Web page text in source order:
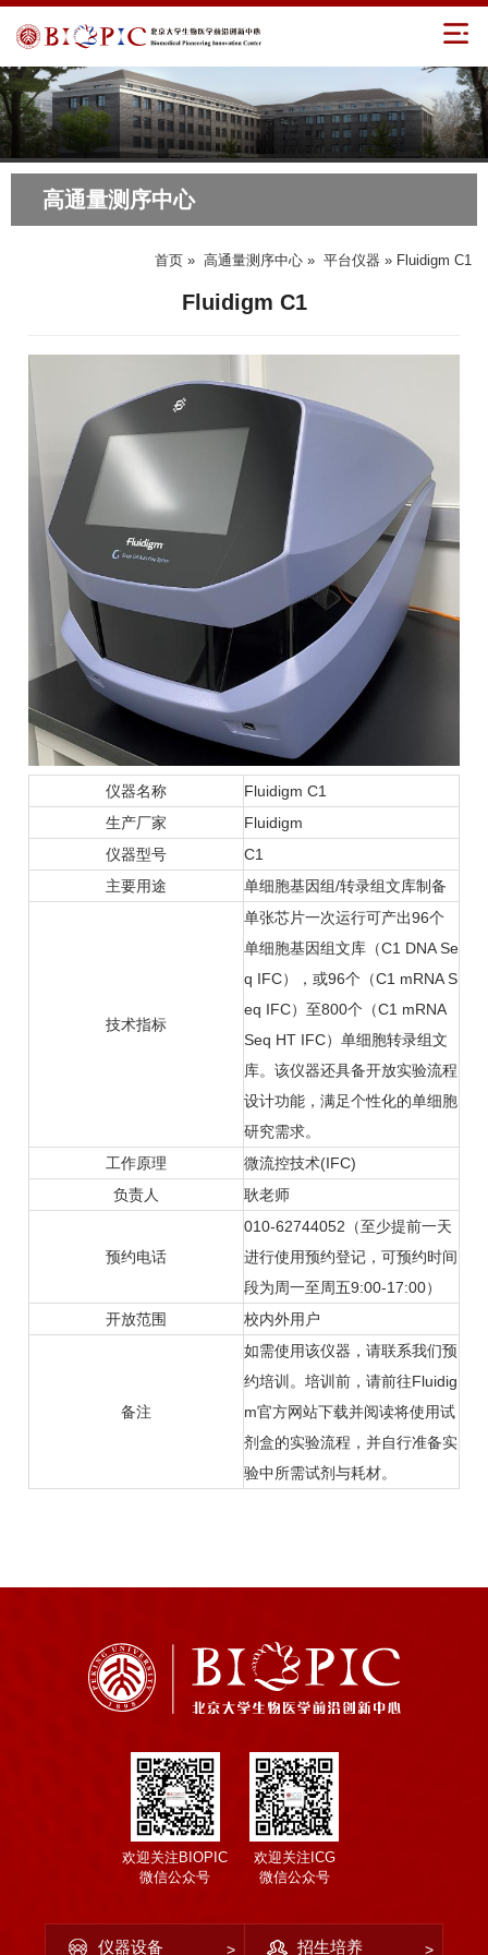
高通量测序中心
首页 » 高通量测序中心 » 平台仪器 » Fluidigm C1
Fluidigm C1
仪器名称
Fluidigm C1
生产厂家
Fluidigm
仪器型号
C1
主要用途
单细胞基因组/转录组文库制备
技术指标
单张芯片一次运行可产出96个
单细胞基因组文库（C1 DNA Se
q IFC），或96个（C1 mRNA S
eq IFC）至800个（C1 mRNA
Seq HT IFC）单细胞转录组文
库。该仪器还具备开放实验流程
设计功能，满足个性化的单细胞
研究需求。
工作原理
微流控技术(IFC)
负责人
耿老师
预约电话
010-62744052（至少提前一天
进行使用预约登记，可预约时间
段为周一至周五9:00-17:00）
开放范围
校内外用户
备注
如需使用该仪器，请联系我们预
约培训。培训前，请前往Fluidig
m官方网站下载并阅读将使用试
剂盒的实验流程，并自行准备实
验中所需试剂与耗材。
欢迎关注BIOPIC
微信公众号
欢迎关注ICG
微信公众号
仪器设备 招生培养